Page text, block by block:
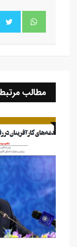
مطالب